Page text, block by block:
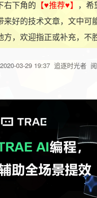
右下角的 【♥推荐♥】
，希
来好的技术文章，文中可
方，欢迎指正或补充，不
2020-03-29 19:37 追逐时光者